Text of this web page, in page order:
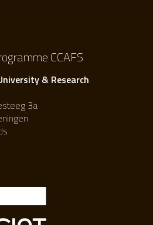
CCAFS
& Research
3a